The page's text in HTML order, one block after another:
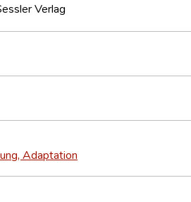
Verlag
Adaptation